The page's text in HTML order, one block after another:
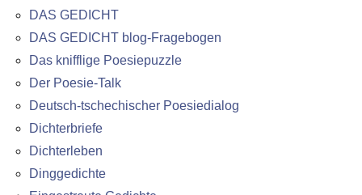
DAS GEDICHT
DAS GEDICHT blog-Fragebogen
Das knifflige Poesiepuzzle
Der Poesie-Talk
Deutsch-tschechischer Poesiedialog
Dichterbriefe
Dichterleben
Dinggedichte